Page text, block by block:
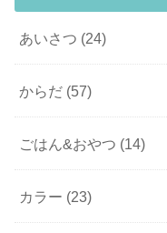
あいさつ (24)
からだ (57)
ごはん&おやつ (14)
カラー (23)